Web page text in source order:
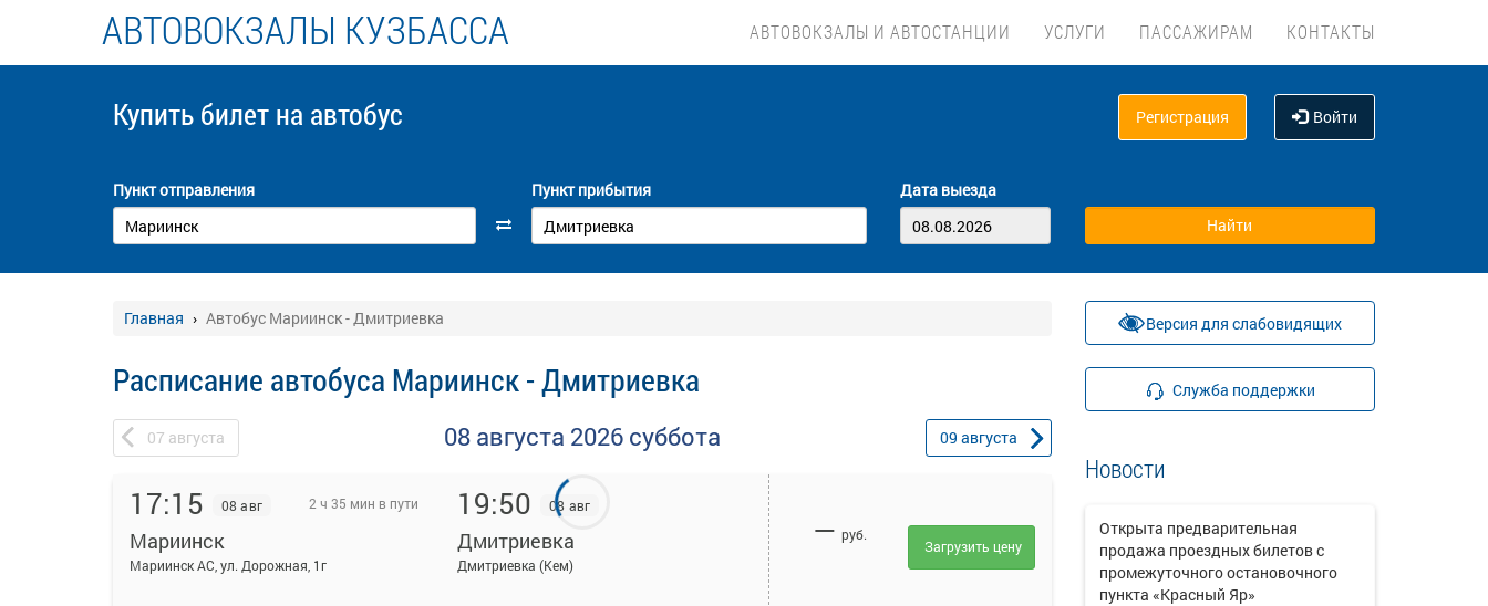
АВТОВОКЗАЛЫ КУЗБАССА АВТОВОКЗАЛЫ И АВТОСТАНЦИИ УСЛУГИ ПАССАЖИРАМ КОНТАКТЫ
Купить билет на автобус Регистрация Войти
Пункт отправления Пункт прибытия Дата выезда
Главная Автобус Мариинск - Дмитриевка
Расписание автобуса Мариинск - Дмитриевка
07 августа 08 августа 2026 суббота 09 августа
17:15 08 авг 2 ч 35 мин в пути
Мариинск
Мариинск АС, ул. Дорожная, 1г
19:50 08 авг
Дмитриевка
Дмитриевка (Кем)
— руб.
Загрузить цену
Версия для слабовидящих
Служба поддержки
Новости
Открыта предварительная
продажа проездных билетов с
промежуточного остановочного
пункта «Красный Яр»